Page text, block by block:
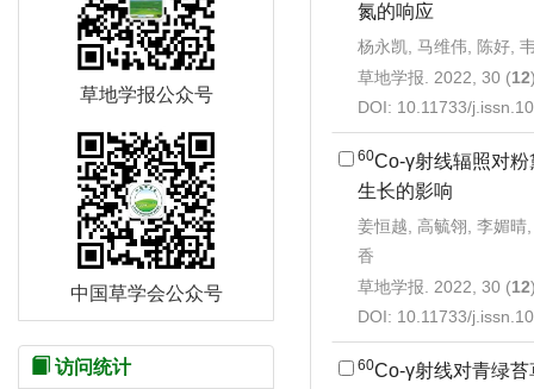
氮的响应
杨永凯, 马维伟, 陈好,
草地学报. 2022, 30 (12
DOI: 10.11733/
60Co-γ射线辐照对
生长的影响
姜恒越, 高毓翎, 李媚晴
香
草地学报. 2022, 30 (12
DOI: 10.11733/
60Co-γ射线对青绿
草地学报公众号
中国草学会公众号
访问统计